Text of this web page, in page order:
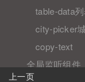
table-data
city-picker
copy-text
全局监听组件
上一页